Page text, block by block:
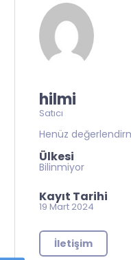
hilmi
Satıcı
Henüz
Ülkesi
Bilinmiyor
Kayıt Tarihi
19 Mart 2024
İletişim